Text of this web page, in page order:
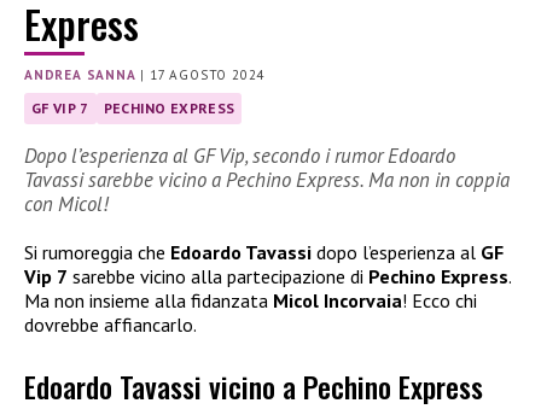
Express
ANDREA SANNA | 17 AGOSTO 2024
GF VIP 7 PECHINO EXPRESS
Dopo l’esperienza al GF Vip, secondo i rumor Edoardo
Tavassi sarebbe vicino a Pechino Express. Ma non in coppia
con Micol!
Si rumoreggia che Edoardo Tavassi dopo l’esperienza al GF
Vip 7 sarebbe vicino alla partecipazione di Pechino Express.
Ma non insieme alla fidanzata Micol Incorvaia! Ecco chi
dovrebbe affiancarlo.
Edoardo Tavassi vicino a Pechino Express